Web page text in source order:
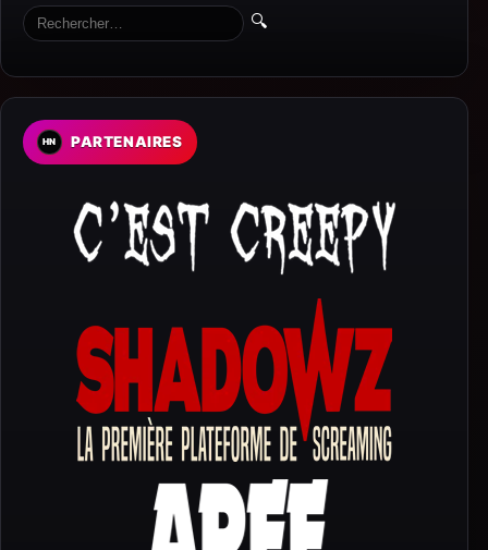
🔍
PARTENAIRES